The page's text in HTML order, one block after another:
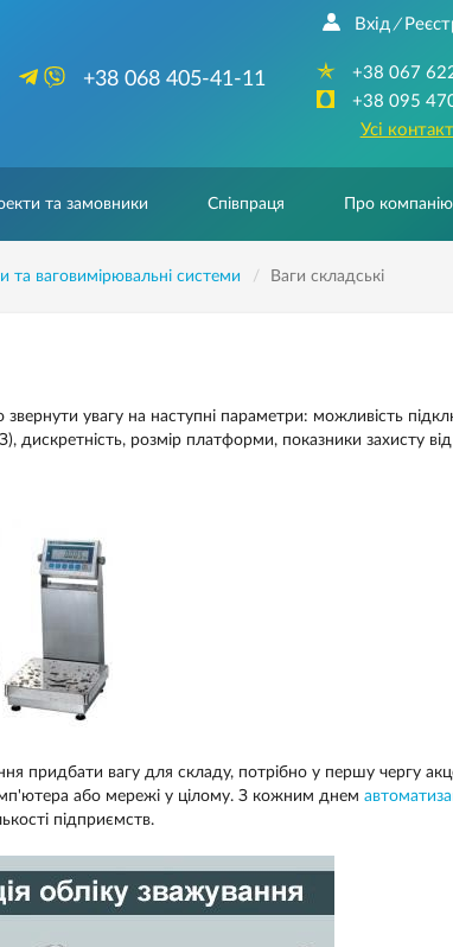
+38 068 405-41-11
Вхід /
+38 067
+38 095
Усі
та замовники Співпраця Про компанію
та ваговимірювальні системи Ваги складські
увагу на наступні параметри: можливість
дискретність, розмір платформи, показники захисту
придбати вагу для складу, потрібно у першу чергу
або мережі у цілому. З кожним днем
підприємств.